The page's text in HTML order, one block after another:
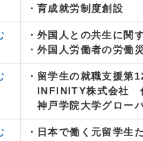
・育成就労制度創設
・外国人との共生に関
・外国人労働者の労働
・留学生の就職支援
INFINITY株式会社
神戸学院大学グロー
・日本で働く元留学